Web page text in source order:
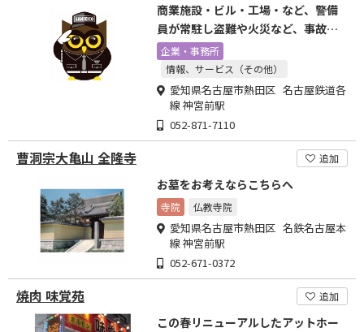
商業施設・ビル・工場・など、警備
員が常駐し盗難や火災など、事故の
発生を未然に防ぎます
企業・事務所
情報、サービス（その他）
愛知県名古屋市熱田区 名古屋鉄道各
線 神宮前駅
052-871-7110
曹洞宗大亀山 全隆寺 追加
お墓をお考えならこちらへ
寺院 仏教寺院
愛知県名古屋市熱田区 名鉄名古屋本
線 神宮前駅
052-671-0372
焼肉 味覚苑 追加
この春リニューアルしたアットホー